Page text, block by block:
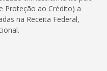
Proteção ao Crédito) a
na Receita Federal,